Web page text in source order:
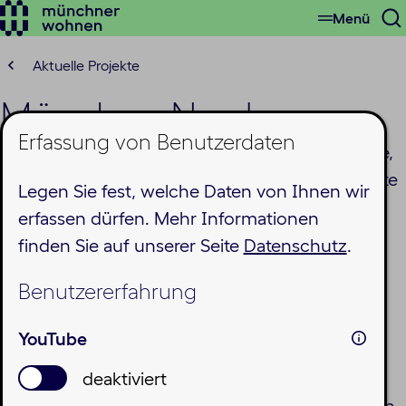
Erfassung von Benutzerdaten
Legen Sie fest, welche Daten von Ihnen wir
erfassen dürfen. Mehr Informationen
finden Sie auf unserer Seite Datenschutz.
Benutzererfahrung
YouTube
deaktiviert
Zum
springen
Menü
Aktuelle Projekte
München Nord
Auf dieser Seite finden Sie alle aktuellen Projekte,
die im Münchner Norden liegen. Weitere Projekte
finden Sie auf den folgenden Seiten:
Rümannstraße